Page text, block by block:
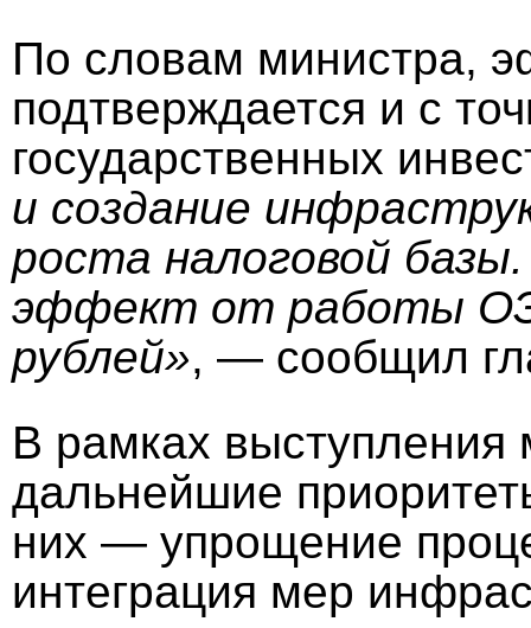
По словам министра,
подтверждается и с
государственных
и создание
роста налоговой
эффект от работы
рублей», — сообщил
В рамках выступления
дальнейшие
них — упрощение
интеграция мер